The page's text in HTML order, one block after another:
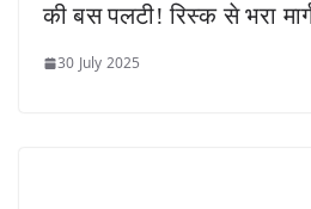
की बस पलटी! रिस्क से भरा
30 July 2025